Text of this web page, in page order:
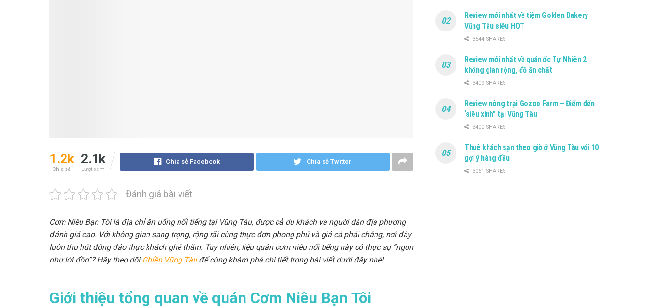
1.2k
Chia sẻ
2.1k
Lượt xem
Chia sẻ Facebook Chia sẻ Twitter
Đánh giá bài viết
Cơm Niêu Bạn Tôi là địa chỉ ăn uống nổi tiếng tại Vũng Tàu, được cả du khách và người dân địa phương
đánh giá cao. Với không gian sang trọng, rộng rãi cùng thực đơn phong phú và giá cả phải chăng, nơi đây
luôn thu hút đông đảo thực khách ghé thăm. Tuy nhiên, liệu quán cơm niêu nổi tiếng này có thực sự “ngon
như lời đồn”? Hãy theo dõi Ghiền Vũng Tàuđể cùng khám phá chi tiết trong bài viết dưới đây nhé!
Giới thiệu tổng quan về quán Cơm Niêu Bạn Tôi
Review mới nhất về tiệm Golden Bakery
Vũng Tàu siêu HOT
3544 SHARES
Review mới nhất về quán ốc Tự Nhiên 2
không gian rộng, đồ ăn chất
3409 SHARES
Review nông trại Gozoo Farm – Điểm đến
‘siêu xinh” tại Vũng Tàu
3400 SHARES
Thuê khách sạn theo giờ ở Vũng Tàu với 10
gợi ý hàng đầu
3061 SHARES